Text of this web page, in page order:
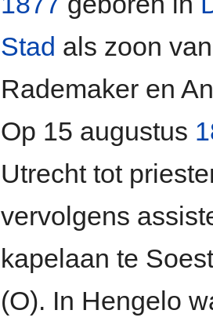
Stad als zoon
Rademaker en
Op 15 augustus
Utrecht tot
vervolgens
kapelaan te
(O). In Hengelo